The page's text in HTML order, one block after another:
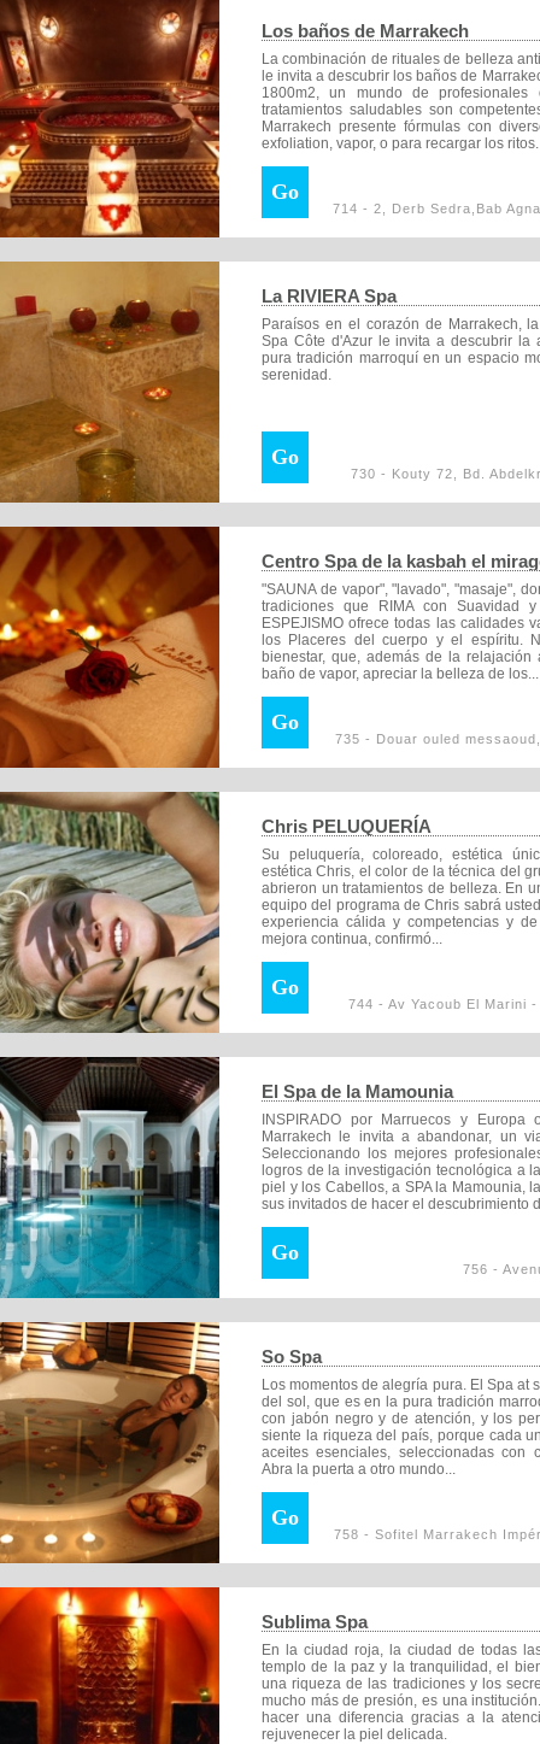
Los baños de Marrakech
La combinación de rituales de belleza
le invita a descubrir los baños de
1800m2, un mundo de
tratamientos saludables son
Marrakech presente fórmulas con
exfoliation, vapor, o para recargar los
714 - 2, Derb Sedra,Bab
Go
La RIVIERA Spa
Paraísos en el corazón de Marrakech,
Spa Côte d'Azur le invita a descubrir la
pura tradición marroquí en un espacio
serenidad.
730 - Kouty 72, Bd.
Go
Centro Spa de la kasbah el
"SAUNA de vapor", "lavado", "masaje",
tradiciones que RIMA con Suavidad
ESPEJISMO ofrece todas las calidades
los Placeres del cuerpo y el espíritu.
bienestar, que, además de la
baño de vapor, apreciar la belleza de los...
735 - Douar ouled
Go
Chris PELUQUERÍA
Su peluquería, coloreado, estética
estética Chris, el color de la técnica del
abrieron un tratamientos de belleza. En
equipo del programa de Chris sabrá
experiencia cálida y competencias y
mejora continua, confirmó...
744 - Av Yacoub El Marini
Go
El Spa de la Mamounia
INSPIRADO por Marruecos y
Marrakech le invita a abandonar, un
Seleccionando los mejores
logros de la investigación tecnológica a
piel y los Cabellos, a SPA la Mamounia,
sus invitados de hacer el descubrimiento
756 -
Go
So Spa
Los momentos de alegría pura. El Spa at
del sol, que es en la pura tradición
con jabón negro y de atención, y los
siente la riqueza del país, porque cada
aceites esenciales, seleccionadas con
Abra la puerta a otro mundo...
758 - Sofitel Marrakech
Go
Sublima Spa
En la ciudad roja, la ciudad de todas
templo de la paz y la tranquilidad, el
una riqueza de las tradiciones y los
mucho más de presión, es una
hacer una diferencia gracias a la
rejuvenecer la piel delicada.